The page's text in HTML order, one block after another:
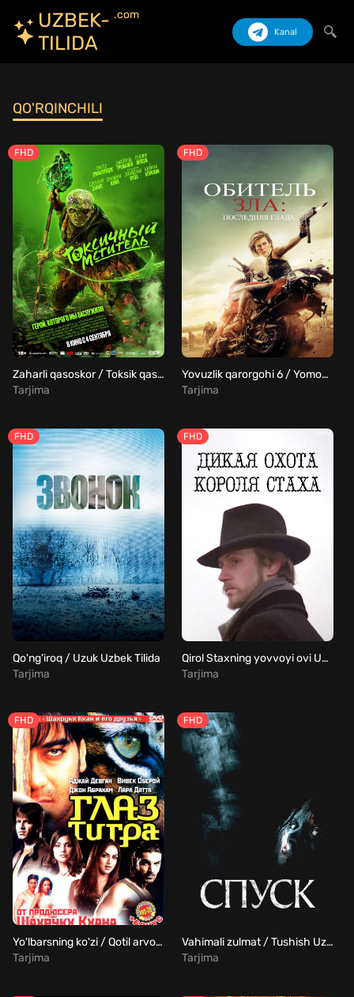
UZBEK-
TILIDA
.com
Kanal
QO'RQINCHILI
FHD
Zaharli qasoskor / Toksik qasoskor Uzbek Tilida
Tarjima
FHD
Yovuzlik qarorgohi 6 / Yomonlik maskani 6 Uzbek Tilida
Tarjima
FHD
Qo'ng'iroq / Uzuk Uzbek Tilida
Tarjima
FHD
Qirol Staxning yovvoyi ovi Uzbek Tilida
Tarjima
FHD
Yo'lbarsning ko'zi / Qotil arvoh Uzbek Tilida
Tarjima
FHD
Vahimali zulmat / Tushish Uzbek Tilida
Tarjima